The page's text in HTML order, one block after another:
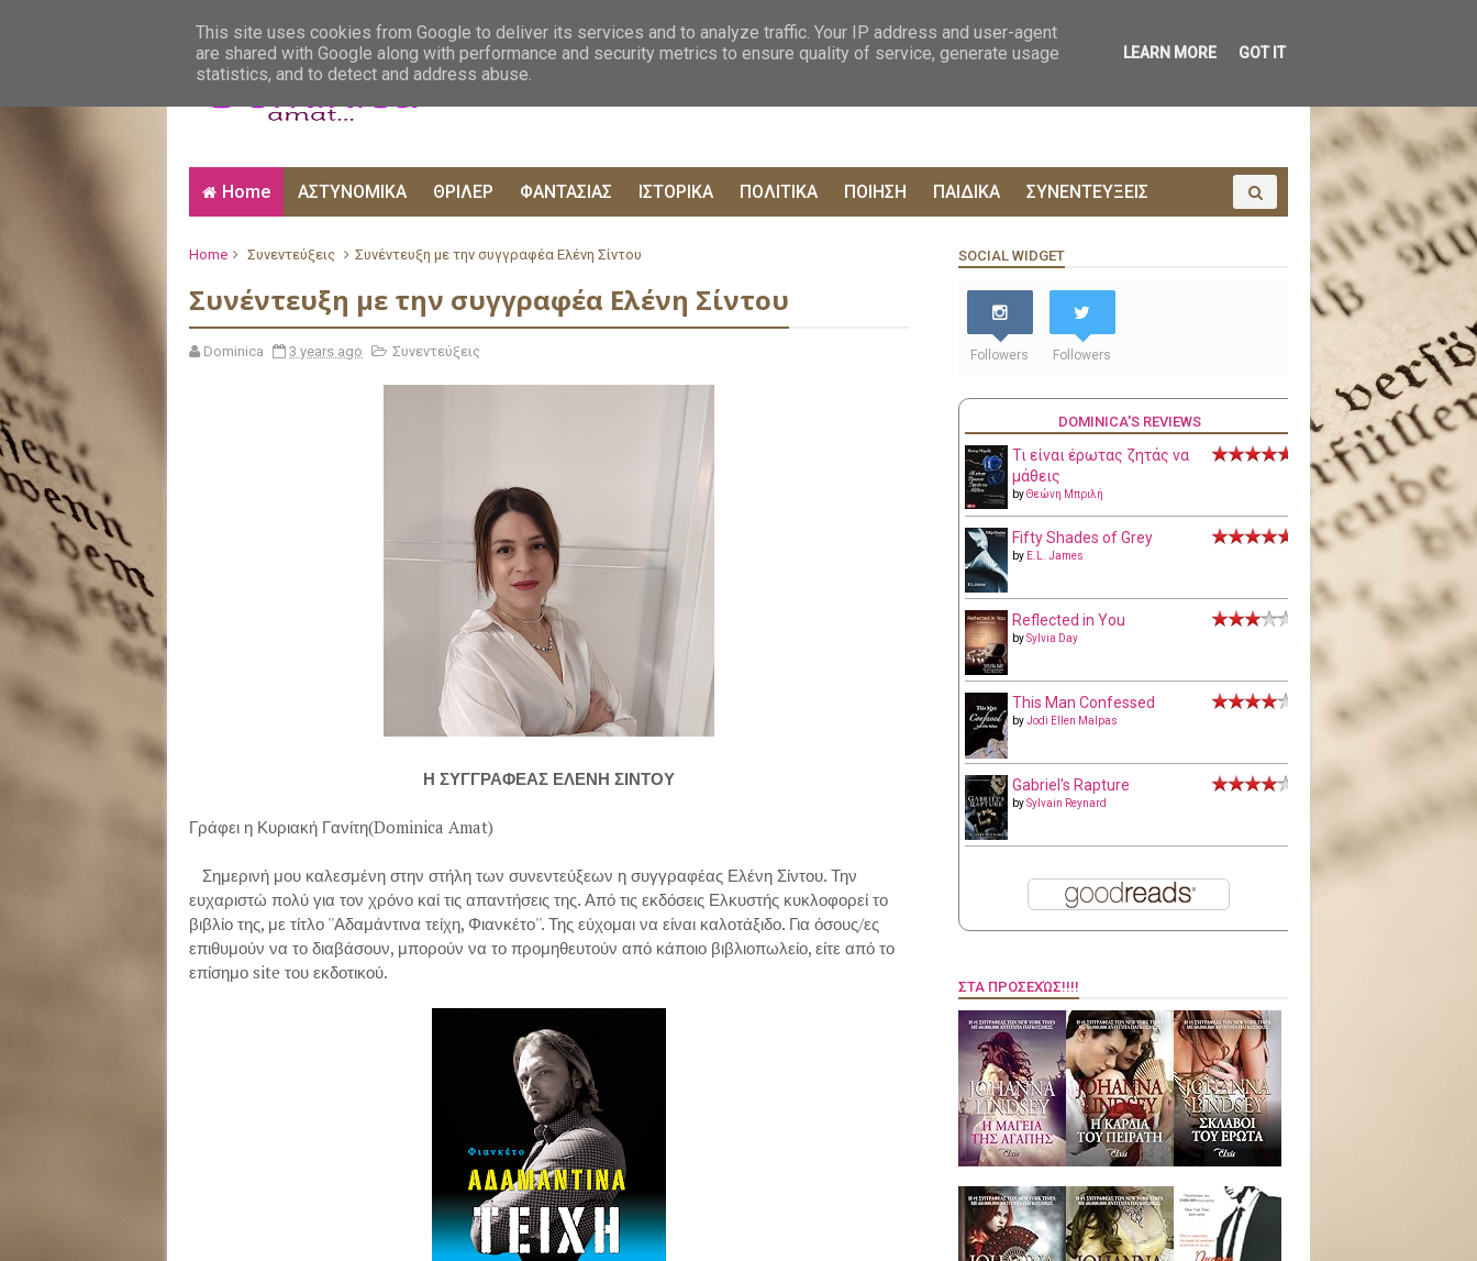
Home ΑΣΤΥΝΟΜΙΚΑ ΘΡΙΛΕΡ ΦΑΝΤΑΣΙΑΣ ΙΣΤΟΡΙΚΑ ΠΟΛΙΤΙΚΑ ΠΟΙΗΣΗ ΠΑΙΔΙΚΑ ΣΥΝΕΝΤΕΥΞΕΙΣ
Home Συνεντεύξεις Συνέντευξη με την συγγραφέα Ελένη Σίντου
Συνέντευξη με την συγγραφέα Ελένη Σίντου
Dominica 3 years ago Συνεντεύξεις
Η ΣΥΓΓΡΑΦΕΑΣ ΕΛΕΝΗ ΣΙΝΤΟΥ
Γράφει η Κυριακή Γανίτη(Dominica Amat)
Σημερινή μου καλεσμένη στην στήλη των συνεντεύξεων η συγγραφέας Ελένη Σίντου. Την
ευχαριστώ πολύ για τον χρόνο καί τις απαντήσεις της. Από τις εκδόσεις Ελκυστής κυκλοφορεί το
βιβλίο της, με τίτλο ''Αδαμάντινα τείχη, Φιανκέτο''. Της εύχομαι να είναι καλοτάξιδο. Για όσους/ες
επιθυμούν να το διαβάσουν, μπορούν να το προμηθευτούν από κάποιο βιβλιοπωλείο, είτε από το
επίσημο site του εκδοτικού.
SOCIAL WIDGET
Followers Followers
DOMINICA'S REVIEWS
Τι είναι έρωτας ζητάς να
μάθεις
byΘεώνη Μπριλή
Fifty Shades of Grey
by E.L. James
Reflected in You
bySylvia Day
This Man Confessed
byJodi Ellen Malpas
Gabriel's Rapture
bySylvain Reynard
ΣΤΑ ΠΡΟΣΕΧΏΣ!!!!
This site uses cookies from Google to deliver its services and to analyze traffic. Your IP address and user-agent
are shared with Google along with performance and security metrics to ensure quality of service, generate usage
statistics, and to detect and address abuse.
LEARN MORE GOT IT